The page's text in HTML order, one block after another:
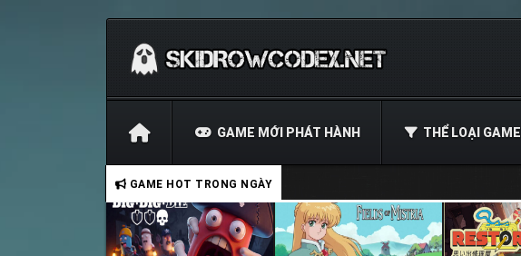
GAME MỚI PHÁT HÀNH THỂ LOẠI GAME
GAME HOT TRONG NGÀY